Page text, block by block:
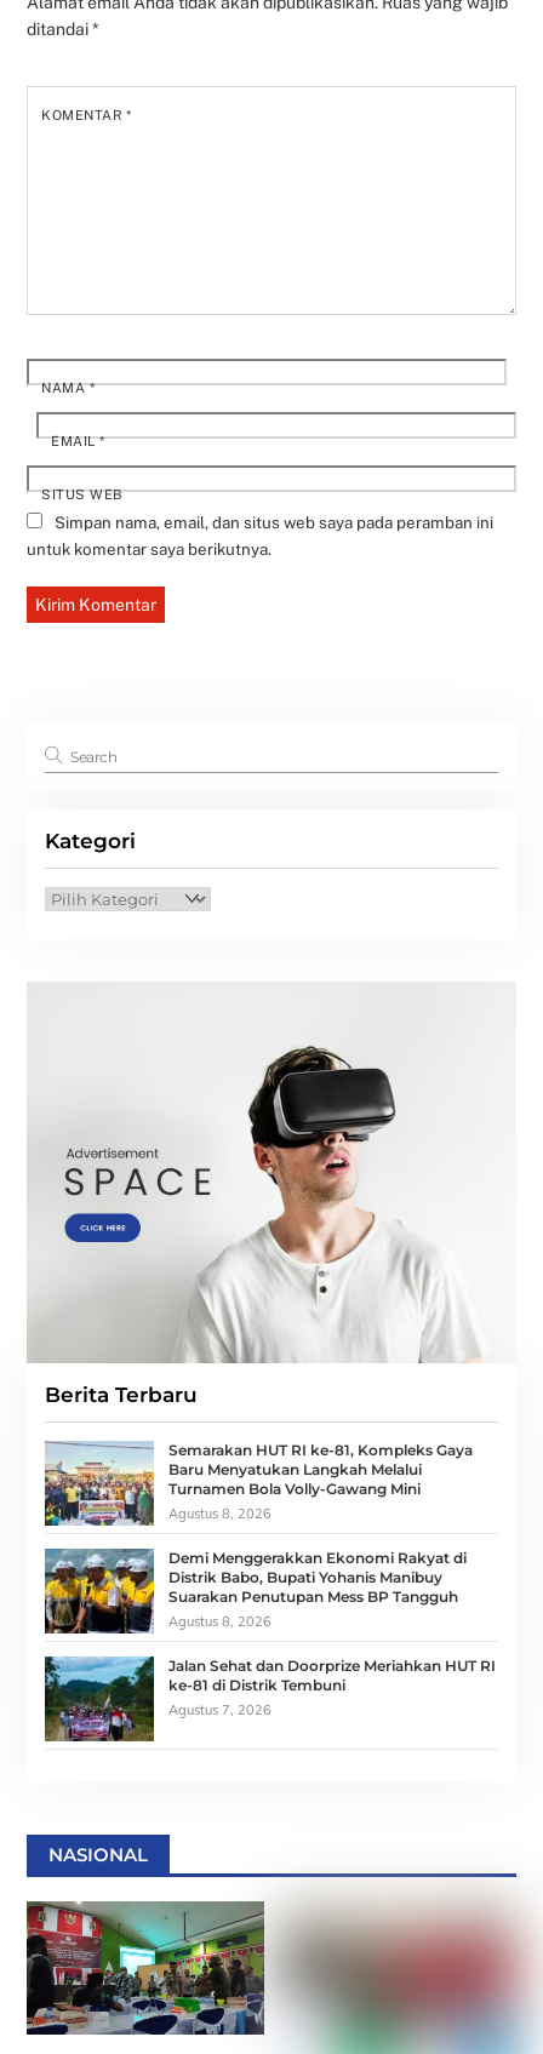
ditandai*
KOMENTAR*
NAMA*
EMAIL*
SITUS WEB
Simpan nama, email, dan situs web saya pada peramban ini
untuk komentar saya berikutnya.
Kategori
Kategori
Berita Terbaru
Semarakan HUT RI ke-81, Kompleks Gaya
Baru Menyatukan Langkah Melalui
Turnamen Bola Volly-Gawang Mini
Agustus 8, 2026
Demi Menggerakkan Ekonomi Rakyat di
Distrik Babo, Bupati Yohanis Manibuy
Suarakan Penutupan Mess BP Tangguh
Agustus 8, 2026
Jalan Sehat dan Doorprize Meriahkan HUT RI
ke-81 di Distrik Tembuni
Agustus 7, 2026
NASIONAL